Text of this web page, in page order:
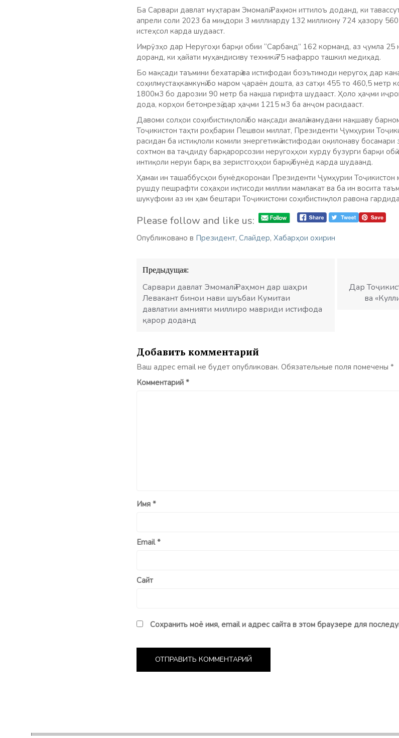
Ба Сарвари давлат муҳтарам Эмомалӣ Раҳмон иттилоъ доданд, ки
апрели соли 2023 ба миқдори 3 миллиарду 132 миллиону 724 ҳазору
истеҳсол карда шудааст.
Имрӯзҳо дар Неругоҳи барқи обии “Сарбанд” 162 корманд, аз ҷумла
доранд, ки ҳайати муҳандисиву техникӣ 75 нафарро ташкил медиҳад.
Бо мақсади таъмини бехатарӣ ва истифодаи боэътимоди неругоҳ дар
соҳилмустаҳкамкунӣ бо маром ҷараён дошта, аз сатҳи 455 то 460,5 метр
1800м3 бо дарозии 90 метр ба нақша гирифта шудааст. Ҳоло ҳаҷми
дода, корҳои бетонрезӣ дар ҳаҷми 1215 м3 ба анҷом расидааст.
Давоми солҳои соҳибистиқлолӣ бо мақсади амалӣ намудани нақшаву
Тоҷикистон таҳти роҳбарии Пешвои миллат, Президенти Ҷумҳурии
расидан ба истиқлоли комили энергетикӣ истифодаи оқилонаву
сохтмон ва таҷдиду барқарорсозии неругоҳҳои хурду бузурги барқи
интиқоли неруи барқ ва зеристгоҳҳои барқӣ бунёд карда шудаанд.
Ҳамаи ин ташаббусҳои бунёдкоронаи Президенти Ҷумҳурии Тоҷикистон
рушду пешрафти соҳаҳои иқтисоди миллии мамлакат ва ба ин восита
шукуфоии аз ин ҳам бештари Тоҷикистони соҳибистиқлол равона
Please follow and like us:
Опубликовано в Президент, Слайдер, Хабарҳои охирин
Навигация
по
записям
Предыдущая:
Сарвари давлат Эмомалӣ Раҳмон дар шаҳри
Левакант бинои нави шуъбаи Кумитаи
давлатии амнияти миллиро мавриди истифода
қарор доданд
Дар
ва
Добавить комментарий
Ваш адрес email не будет опубликован. Обязательные поля помечены *
Комментарий *
Имя *
Email*
Сайт
Сохранить моё имя, email и адрес сайта в этом браузере для